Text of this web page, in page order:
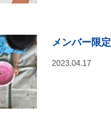
メンバー限定
2023.04.17